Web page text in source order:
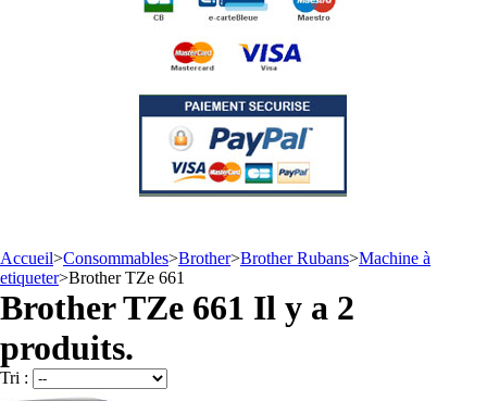
Accueil>Consommables>Brother>Brother Rubans>Machine à
etiqueter>Brother TZe 661
Brother TZe 661 Il y a 2
produits.
Tri :